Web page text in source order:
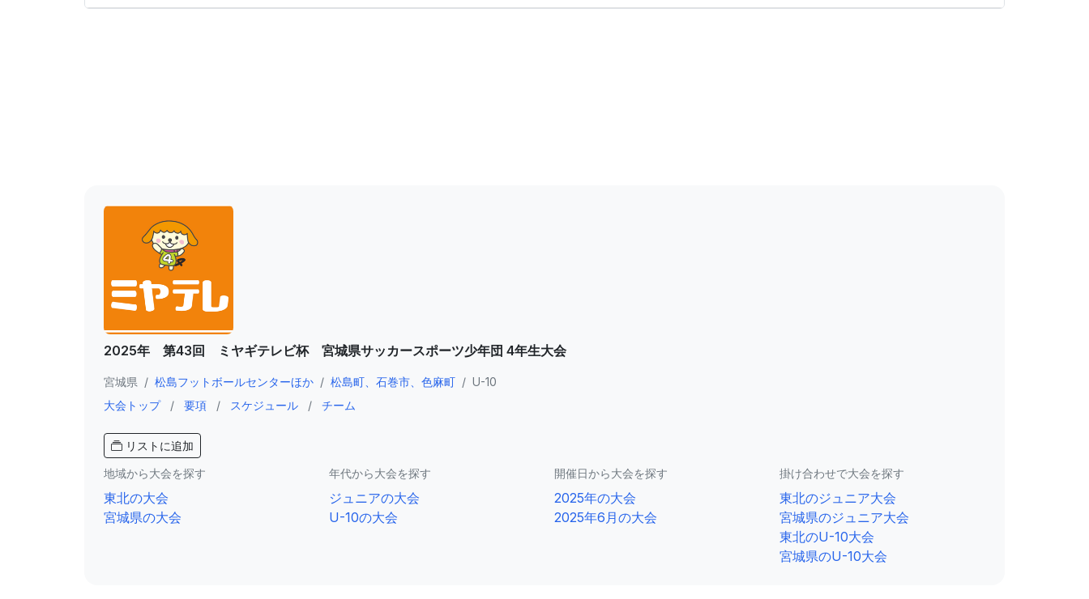
2025年 第43回 ミヤギテレビ杯 宮城県サッカースポーツ少年団 4年生大会
宮城県 / 松島フットボールセンターほか / 松島町、石巻市、色麻町 / U-10
大会トップ
/ 要項 / スケジュール / チーム
リストに追加
地域から大会を探す
東北の大会
宮城県の大会
年代から大会を探す
ジュニアの大会
U-10の大会
開催日から大会を探す
2025年の大会
2025年6月の大会
掛け合わせで大会を探す
東北のジュニア大会
宮城県のジュニア大会
東北のU-10大会
宮城県のU-10大会